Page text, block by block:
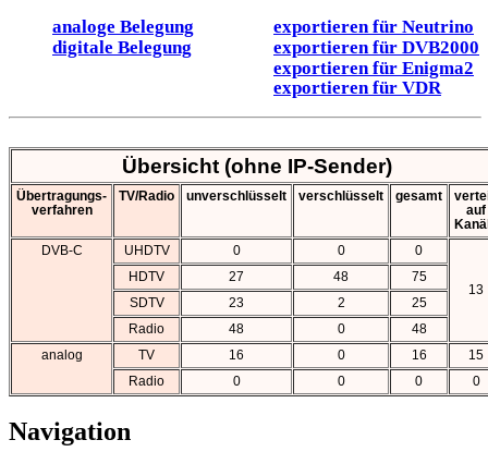
analoge Belegung
digitale Belegung
exportieren für Neutrino
exportieren für DVB2000
exportieren für Enigma2
exportieren für VDR
Übersicht (ohne IP-Sender)
Übertragungs-
verfahren
TV/Radio unverschlüsselt verschlüsselt gesamt
auf
DVB-C
UHDTV 0 0 0
13
HDTV 27 48
75
SDTV
23 2
25
Radio
48 0
48
analog
TV 16 0 16
15
Radio
0 0 0 0
Navigation